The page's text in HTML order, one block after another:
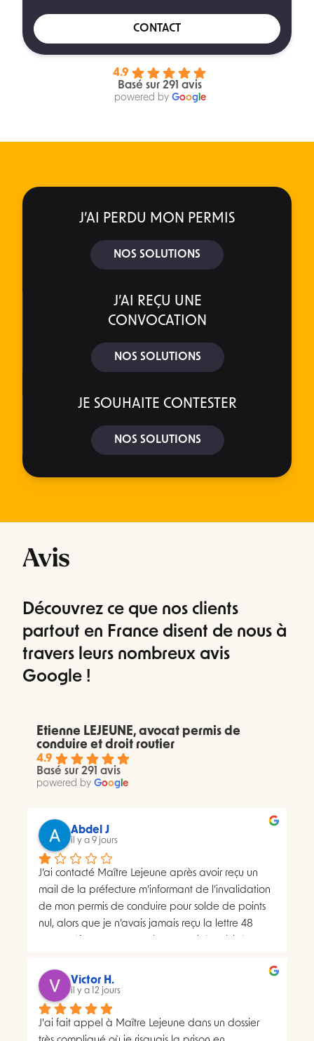
CONTACT
4.9
Basé sur 291 avis
powered by Googl e
J’AI PERDU MON PERMIS
NOS SOLUTIONS
J’AI REÇU UNE
CONVOCATION
NOS SOLUTIONS
JE SOUHAITE CONTESTER
NOS SOLUTIONS
Avis
Découvrez ce que nos clients
partout en France disent de nous à
travers leurs nombreux avis
Google !
Etienne LEJEUNE, avocat permis de
conduire et droit routier
4.9
Basé sur 291 avis
powered by Goog e
Abdel J
il y a 9 jours
J’ai contacté Maître Lejeune après avoir reçu un
mail de la préfecture m’informant de l’invalidation
de mon permis de conduire pour solde de points
nul, alors que je n’avais jamais reçu la lettre 48
distributions à deux dates différentes, ce qui me
semblait présenter une anomalie nécessitant une
analyse juridique.Après avoir consulté les
nombreux avis positifs concernant Maître Lejeune,
Victor H.
il y a 12 jours
J'ai fait appel à Maître Lejeune dans un dossier